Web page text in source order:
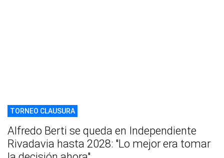
TORNEO CLAUSURA
Alfredo Berti se queda en Independiente
Rivadavia hasta 2028: "Lo mejor era tomar